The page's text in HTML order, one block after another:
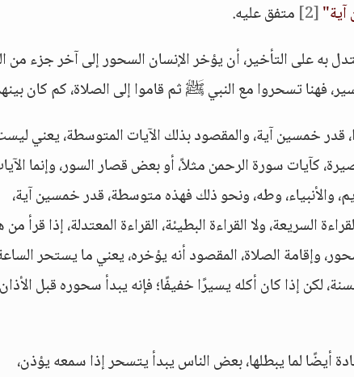
آية"[2]
متفق عليه.
به على التأخير، أن يؤخر الإنسان السحور إلى آخر جزء من
فهنا تسحروا مع النبي ﷺ ثم قاموا إلى الصلاة، كم كان
قدر خمسين آية، والمقصود بذلك الآيات المتوسطة، يعني
كآيات سورة الرحمن مثلاً، أو بعض قصار السور، وإنما
والأنبياء، وطه، ونحو ذلك فهذه متوسطة، قدر خمسين آية،
السريعة، ولا القراءة البطيئة، القراءة المعتدلة، إذا قرأ
وإقامة الصلاة، المقصود أنه يؤخره، يعني ما يستحر
لكن إذا كان أكله يسيرًا خفيفًا؛ فإنه يبدأ سحوره قبل الأذان
أيضًا لما يبطلها، بعض الناس يبدأ يتسحر إذا سمعه يؤذن،